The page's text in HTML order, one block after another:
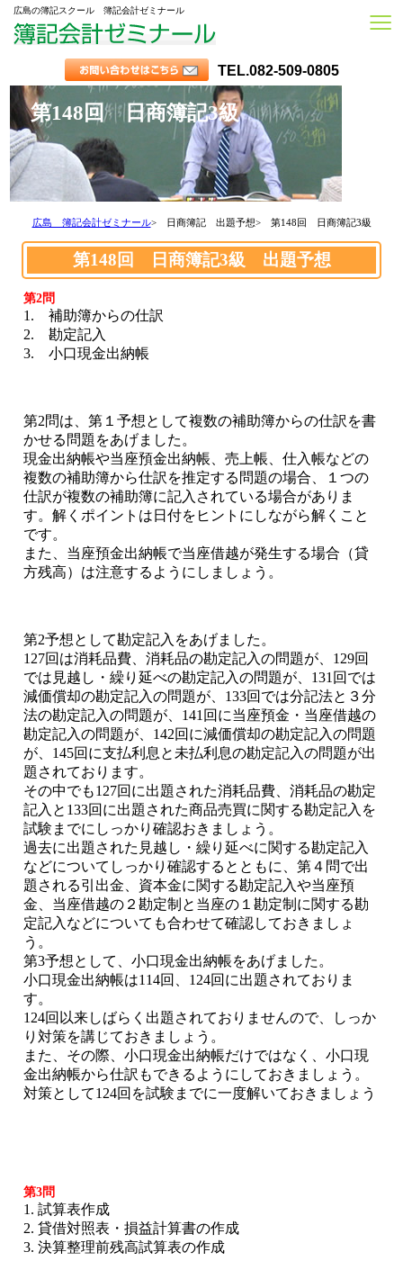
広島の簿記スクール 簿記会計ゼミナール
TEL.082-509-0805
≡
第148回 日商簿記3級
広島 簿記会計ゼミナール> 日商簿記 出題予想> 第148回 日商簿記3級
第148回 日商簿記3級 出題予想
第2問
1. 補助簿からの仕訳
2. 勘定記入
3. 小口現金出納帳
第2問は、第１予想として複数の補助簿からの仕訳を書
かせる問題をあげました。
現金出納帳や当座預金出納帳、売上帳、仕入帳などの
複数の補助簿から仕訳を推定する問題の場合、１つの
仕訳が複数の補助簿に記入されている場合がありま
す。解くポイントは日付をヒントにしながら解くこと
です。
また、当座預金出納帳で当座借越が発生する場合（貸
方残高）は注意するようにしましょう。
第2予想として勘定記入をあげました。
127回は消耗品費、消耗品の勘定記入の問題が、129回
では見越し・繰り延べの勘定記入の問題が、131回では
減価償却の勘定記入の問題が、133回では分記法と３分
法の勘定記入の問題が、141回に当座預金・当座借越の
勘定記入の問題が、142回に減価償却の勘定記入の問題
が、145回に支払利息と未払利息の勘定記入の問題が出
題されております。
その中でも127回に出題された消耗品費、消耗品の勘定
記入と133回に出題された商品売買に関する勘定記入を
試験までにしっかり確認おきましょう。
過去に出題された見越し・繰り延べに関する勘定記入
などについてしっかり確認するとともに、第４問で出
題される引出金、資本金に関する勘定記入や当座預
金、当座借越の２勘定制と当座の１勘定制に関する勘
定記入などについても合わせて確認しておきましょ
う。
第3予想として、小口現金出納帳をあげました。
小口現金出納帳は114回、124回に出題されておりま
す。
124回以来しばらく出題されておりませんので、しっか
り対策を講じておきましょう。
また、その際、小口現金出納帳だけではなく、小口現
金出納帳から仕訳もできるようにしておきましょう。
対策として124回を試験までに一度解いておきましょう
第3問
1. 試算表作成
2. 貸借対照表・損益計算書の作成
3. 決算整理前残高試算表の作成